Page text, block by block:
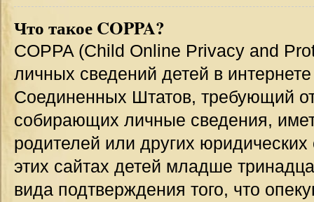
Что такое COPPA?
COPPA (Child Online Privacy and
личных сведений детей в
Соединенных Штатов, требующий
собирающих личные сведения,
родителей или других
этих сайтах детей младше
вида подтверждения того, что